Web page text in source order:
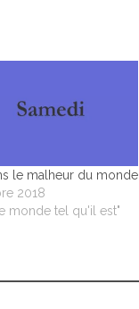
le malheur du monde
2018
monde tel qu'il est"